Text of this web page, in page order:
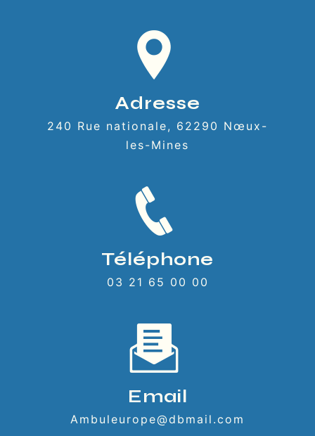
Adresse
240 Rue nationale, 62290 Nœux-
les-Mines
Téléphone
03 21 65 00 00
Email
ambuleurope@dbmail.com